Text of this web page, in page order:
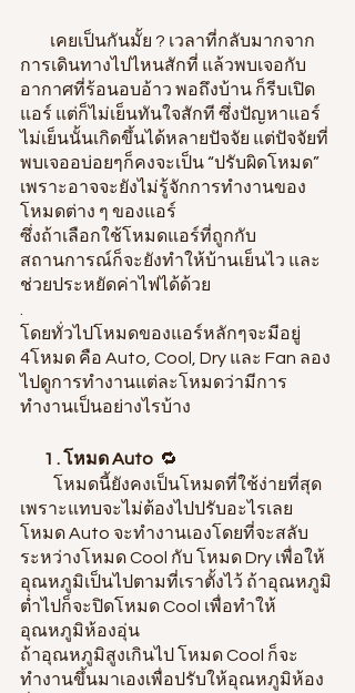
การเดินทางไปไหนสักที่ แล้วพบเจอกับ
อากาศที่ร้อนอบอ้าว พอถึงบ้าน ก็รีบเปิด
แอร์ แต่ก็ไม่เย็นทันใจสักที ซึ่งปัญหาแอร์
ไม่เย็นนั้นเกิดขึ้นได้หลายปัจจัย แต่ปัจจัยที่
พบเจออบ่อยๆก็คงจะเป็น “ปรับผิดโหมด”
เพราะอาจจะยังไม่รู้จักการทำงานของ
โหมดต่าง ๆ ของแอร์
ซึ่งถ้าเลือกใช้โหมดแอร์ที่ถูกกับ
สถานการณ์ก็จะยังทำให้บ้านเย็นไว และ
ช่วยประหยัดค่าไฟได้ด้วย
โดยทั่วไปโหมดของแอร์หลักๆจะมีอยู่
4โหมด คือ Auto, Cool, Dry และ Fan ลอง
ไปดูการทำงานแต่ละโหมดว่ามีการ
ทำงานเป็นอย่างไรบ้าง
1 . โหมด Auto
  🔁
เพราะแทบจะไม่ต้องไปปรับอะไรเลย
โหมด Auto​ จะทำงานเองโดยที่จะสลับ
ระหว่างโหมด Cool กับ โหมด Dry เพื่อให้
อุณหภูมิเป็นไปตามที่เราตั้งไว้ ถ้าอุณหภูมิ
ต่ำไปก็จะปิดโหมด Cool เพื่อทำให้
อุณหภูมิห้องอุ่น
ถ้าอุณหภูมิสูงเกินไป โหมด Cool ก็จะ
ทำงานขึ้นมาเองเพื่อปรับให้อุณหภูมิห้อง